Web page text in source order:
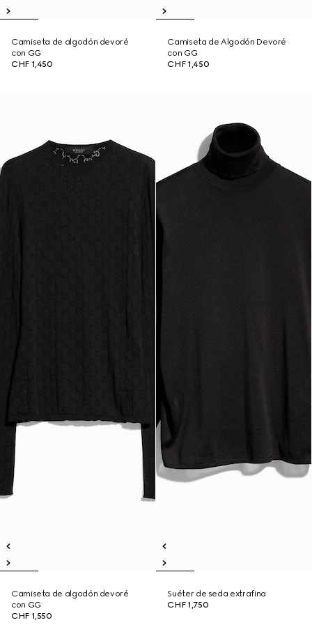
Camiseta de algodón devoré
con GG
CHF 1,450
Camiseta de Algodón Devoré
con GG
CHF 1,450
Camiseta de algodón devoré
con GG
CHF 1,550
Suéter de seda extrafina
CHF 1,750